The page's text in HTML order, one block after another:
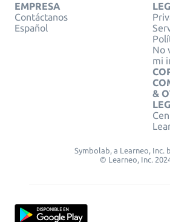
EMPRESA
Contáctanos
Español
No
mi
&
Symbolab, a Learneo, Inc.
© Learneo, Inc.